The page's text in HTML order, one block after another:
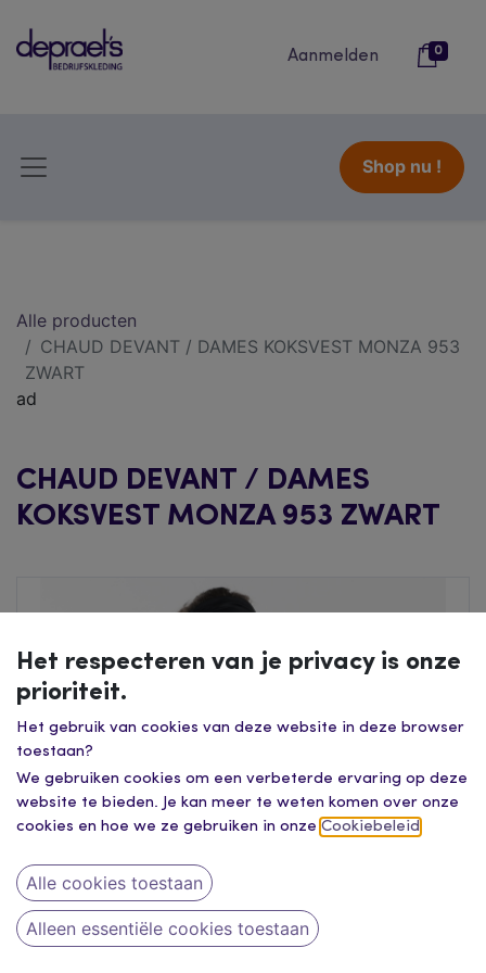
Aanmelden 0
Shop nu !
Alle producten
CHAUD DEVANT / DAMES KOKSVEST MONZA 953
ZWART
ad
CHAUD DEVANT / DAMES
KOKSVEST MONZA 953 ZWART
Het respecteren van je privacy is onze
prioriteit.
Het gebruik van cookies van deze website in deze browser
toestaan?
We gebruiken cookies om een verbeterde ervaring op deze
website te bieden. Je kan meer te weten komen over onze
cookies en hoe we ze gebruiken in onze Cookiebeleid
Alle cookies toestaan
Alleen essentiële cookies toestaan